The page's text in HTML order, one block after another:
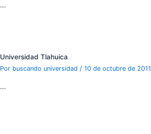
…
Universidad Tlahuica
Por buscando universidad / 10 de octubre de 2011
…